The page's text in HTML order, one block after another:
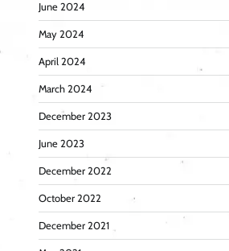
June 2024
May 2024
April 2024
March 2024
December 2023
June 2023
December 2022
October 2022
December 2021